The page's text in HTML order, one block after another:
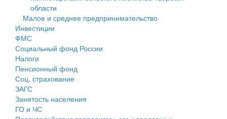
Социальная защита
Фотоальбом
Муниципальные услуги
Проекты административных регламентов
Антимонопольный комплаенс
Противодействие коррупции
Информационная поддержка субъектов малого и
среднего предпринимательства
Муниципальные программы
Контрольно-счетная палата
Персональные данные
Оценка регулирующего воздействия
области
Малое и среднее предпринимательство
Инвестиции
ФМС
Социальный фонд России
Налоги
Пенсионный фонд
Соц. страхование
ЗАГС
Занятость населения
ГО и ЧС